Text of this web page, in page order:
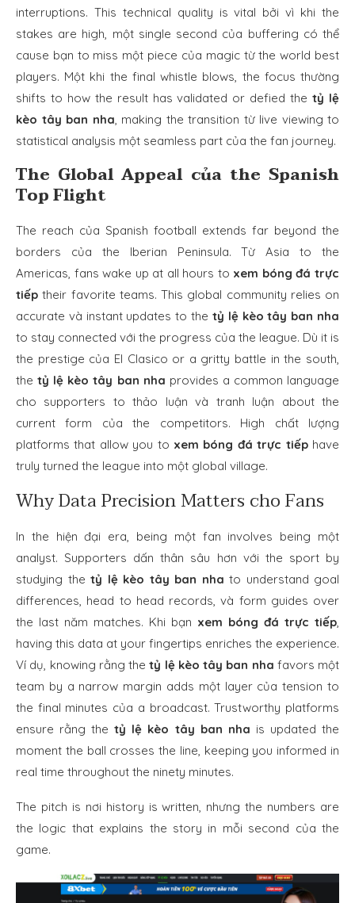
interruptions. This technical quality is vital bởi vì khi the
stakes are high, một single second của buffering có thể
cause bạn to miss một piece của magic từ the world best
players. Một khi the final whistle blows, the focus thường
shifts to how the result has validated or defied thetỷ lệ
kèo tây ban nha, making the transition từ live viewing to
statistical analysis một seamless part của the fan journey.
The Global Appeal của the Spanish
Top Flight
The reach của Spanish football extends far beyond the
borders của the Iberian Peninsula. Từ Asia to the
Americas, fans wake up at all hours to xem bóng đá trực
tiếp their favorite teams. This global community relies on
accurate và instant updates to the tỷ lệ kèo tây ban nha
to stay connected với the progress của the league. Dù it is
the prestige của El Clasico or a gritty battle in the south,
thetỷ lệ kèo tây ban nha provides a common language
cho supporters to thảo luận và tranh luận about the
current form của the competitors. High chất lượng
platforms that allow you to xem bóng đá trực tiếphave
truly turned the league into một global village.
Why Data Precision Matters cho Fans
In the hiện đại era, being một fan involves being một
analyst. Supporters dấn thân sâu hơn với the sport by
studying the tỷ lệ kèo tây ban nha to understand goal
differences, head to head records, và form guides over
the last năm matches. Khi bạn xem bóng đá trực tiếp,
having this data at your fingertips enriches the experience.
Ví dụ, knowing rằng thetỷ lệ kèo tây ban nha favors một
team by a narrow margin adds một layer của tension to
the final minutes của a broadcast. Trustworthy platforms
ensure rằng thetỷ lệ kèo tây ban nha is updated the
moment the ball crosses the line, keeping you informed in
real time throughout the ninety minutes.
The pitch is nơi history is written, nhưng the numbers are
the logic that explains the story in mỗi second của the
game.